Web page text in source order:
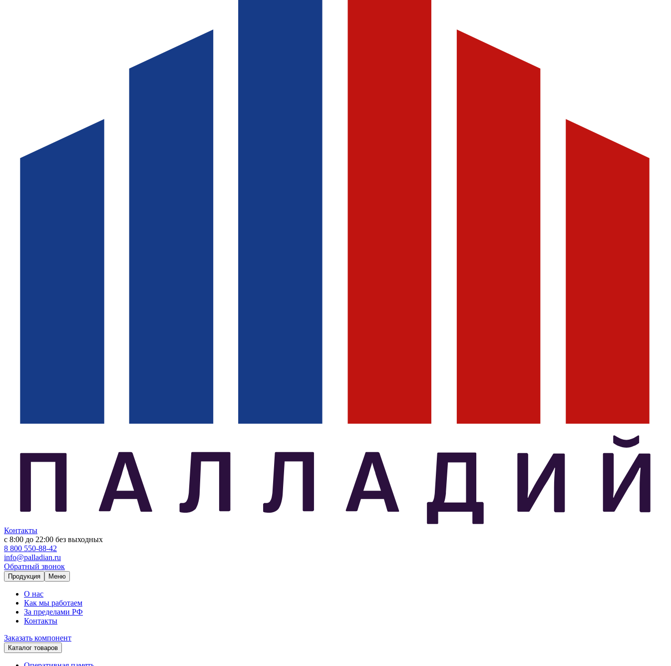
Контакты
с 8:00 до 22:00 без выходных
8 800 550-88-42
info@palladian.ru
Обратный звонок
Продукция Меню
О нас
Как мы работаем
За пределами РФ
Контакты
Заказать компонент
Каталог товаров